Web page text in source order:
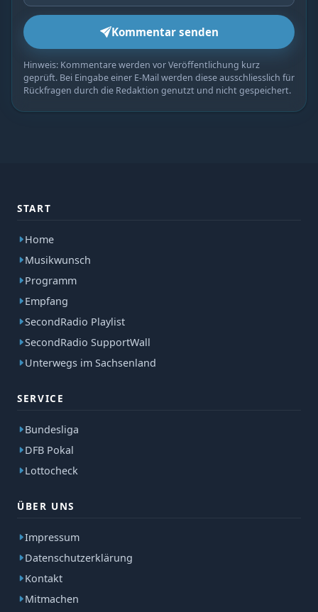
Kommentar senden
Hinweis: Kommentare werden vor Veröffentlichung kurz
geprüft. Bei Eingabe einer E-Mail werden diese ausschliesslich für
Rückfragen durch die Redaktion genutzt und nicht gespeichert.
START
Home
Musikwunsch
Programm
Empfang
SecondRadio Playlist
SecondRadio SupportWall
Unterwegs im Sachsenland
SERVICE
Bundesliga
DFB Pokal
Lottocheck
ÜBER UNS
Impressum
Datenschutzerklärung
Kontakt
Mitmachen